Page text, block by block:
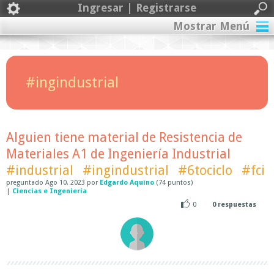
Ingresar | Registrarse
Mostrar Menú
#ingindustrial
Alguien tiene material de Resistencia de
Materiales A1 de Ingeniería Industrial
#industrial
#ingindustrial #6tociclo #fci
preguntado Ago 10, 2023 por Edgardo Aquino (74 puntos)
| Ciencias e Ingeniería
0
0respuestas